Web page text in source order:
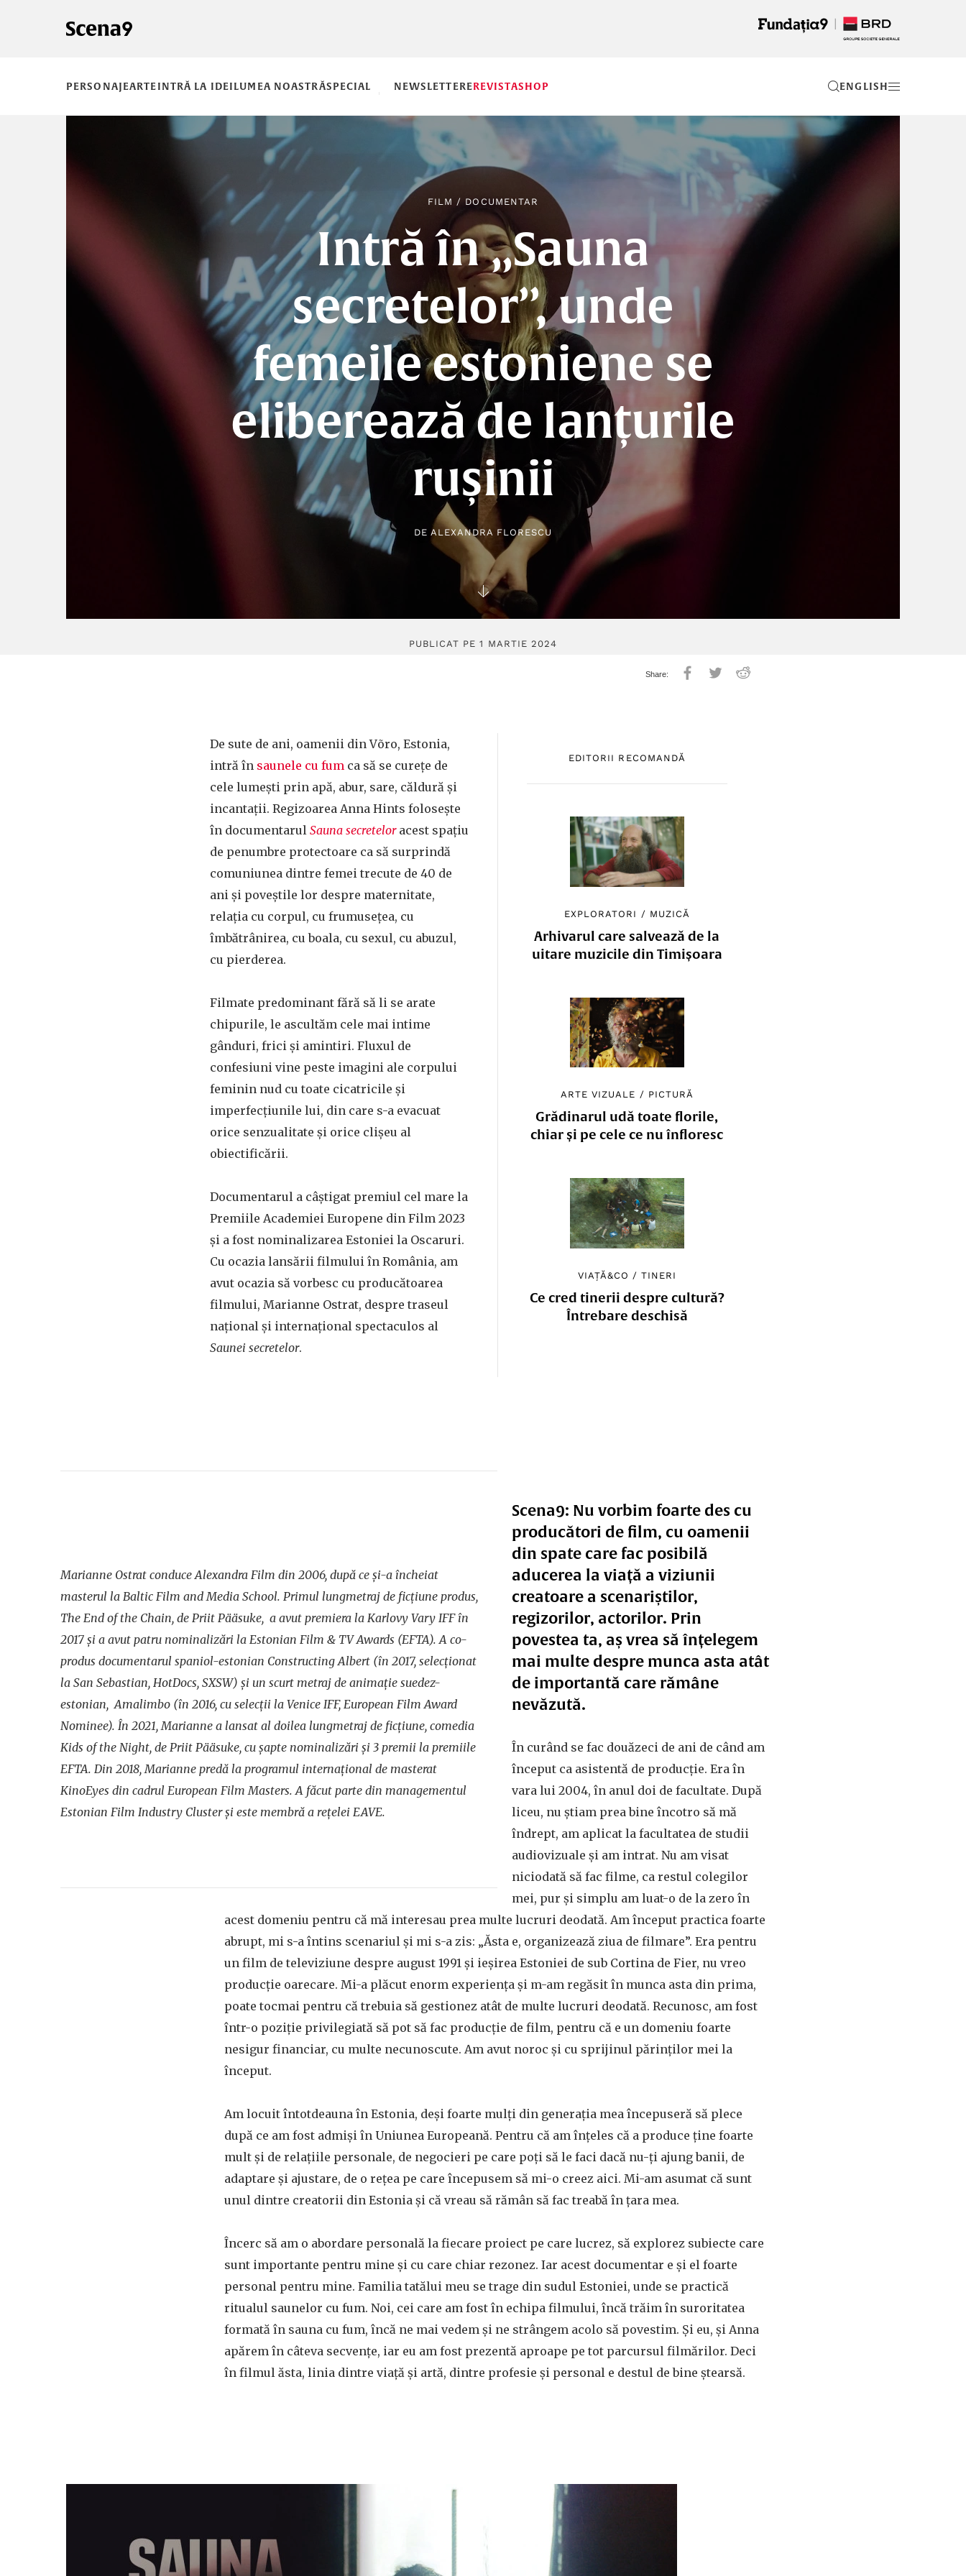
PERSONAJEARTEINTRĂ LA IDEILUMEA NOASTRĂSPECIAL NEWSLETTEREREVISTASHOP EN
FILM / DOCUMENTAR
Intră în „Sauna
secretelor”, unde
femeile estoniene se
eliberează de lanțurile
rușinii
DE ALEXANDRA FLORESCU
PUBLICAT PE 1 MARTIE 2024
EDITORII RECOMANDĂ
EXPLORATORI / MUZICĂ
Arhivarul care salvează de la
uitare muzicile din Timișoara
ARTE VIZUALE / PICTURĂ
Grădinarul udă toate florile,
chiar și pe cele ce nu înfloresc
VIAȚĂ&CO /TINERI
Ce cred tinerii despre cultură?
Întrebare deschisă
De sute de ani, oamenii din Võro, Estonia,
intră în saunele cu fum ca să se curețe de
cele lumești prin apă, abur, sare, căldură și
incantații. Regizoarea Anna Hints folosește
în documentarul Sauna secreteloracest spațiu
de penumbre protectoare ca să surprindă
comuniunea dintre femei trecute de 40 de
ani și poveștile lor despre maternitate,
relația cu corpul, cu frumusețea, cu
îmbătrânirea, cu boala, cu sexul, cu abuzul,
cu pierderea.
Filmate predominant fără să li se arate
chipurile, le ascultăm cele mai intime
gânduri, frici și amintiri. Fluxul de
confesiuni vine peste imagini ale corpului
feminin nud cu toate cicatricile și
imperfecțiunile lui, din care s-a evacuat
orice senzualitate și orice clișeu al
obiectificării.
Documentarul a câștigat premiul cel mare la
Premiile Academiei Europene din Film 2023
și a fost nominalizarea Estoniei la Oscaruri.
Cu ocazia lansării filmului în România, am
avut ocazia să vorbesc cu producătoarea
filmului, Marianne Ostrat, despre traseul
național și internațional spectaculos al
Saunei secretelor.
Marianne Ostrat conduce Alexandra Film din 2006, după ce și-a încheiat
masterul la Baltic Film and Media School. Primul lungmetraj de ficțiune produs,
The End of the Chain, de Priit Pääsuke, a avut premiera la Karlovy Vary IFF în
2017 și a avut patru nominalizări la Estonian Film & TV Awards (EFTA). A co-
produs documentarul spaniol-estonian Constructing Albert (în 2017, selecționat
la San Sebastian, HotDocs, SXSW) și un scurt metraj de animație suedez-
estonian, Amalimbo (în 2016, cu selecții la Venice IFF, European Film Award
Nominee). În 2021, Marianne a lansat al doilea lungmetraj de ficțiune, comedia
Kids of the Night, de Priit Pääsuke, cu șapte nominalizări și 3 premii la premiile
EFTA. Din 2018, Marianne predă la programul internațional de masterat
KinoEyes din cadrul European Film Masters. A făcut parte din managementul
Estonian Film Industry Cluster și este membră a rețelei EAVE.
Scena9: Nu vorbim foarte des cu
producători de film, cu oamenii
din spate care fac posibilă
aducerea la viață a viziunii
creatoare a scenariștilor,
regizorilor, actorilor. Prin
povestea ta, aș vrea să înțelegem
mai multe despre munca asta atât
de importantă care rămâne
nevăzută.
În curând se fac douăzeci de ani de când am
început ca asistentă de producție. Era în
vara lui 2004, în anul doi de facultate. După
liceu, nu știam prea bine încotro să mă
îndrept, am aplicat la facultatea de studii
audiovizuale și am intrat. Nu am visat
niciodată să fac filme, ca restul colegilor
mei, pur și simplu am luat-o de la zero în
acest domeniu pentru că mă interesau prea multe lucruri deodată. Am început practica foarte
abrupt, mi s-a întins scenariul și mi s-a zis: „Ăsta e, organizează ziua de filmare”. Era pentru
un film de televiziune despre august 1991 și ieșirea Estoniei de sub Cortina de Fier, nu vreo
producție oarecare. Mi-a plăcut enorm experiența și m-am regăsit în munca asta din prima,
poate tocmai pentru că trebuia să gestionez atât de multe lucruri deodată. Recunosc, am fost
într-o poziție privilegiată să pot să fac producție de film, pentru că e un domeniu foarte
nesigur financiar, cu multe necunoscute. Am avut noroc și cu sprijinul părinților mei la
început.
Am locuit întotdeauna în Estonia, deși foarte mulți din generația mea începuseră să plece
după ce am fost admiși în Uniunea Europeană. Pentru că am înțeles că a produce ține foarte
mult și de relațiile personale, de negocieri pe care poți să le faci dacă nu-ți ajung banii, de
adaptare și ajustare, de o rețea pe care începusem să mi-o creez aici. Mi-am asumat că sunt
unul dintre creatorii din Estonia și că vreau să rămân să fac treabă în țara mea.
Încerc să am o abordare personală la fiecare proiect pe care lucrez, să explorez subiecte care
sunt importante pentru mine și cu care chiar rezonez. Iar acest documentar e și el foarte
personal pentru mine. Familia tatălui meu se trage din sudul Estoniei, unde se practică
ritualul saunelor cu fum. Noi, cei care am fost în echipa filmului, încă trăim în suroritatea
formată în sauna cu fum, încă ne mai vedem și ne strângem acolo să povestim. Și eu, și Anna
apărem în câteva secvențe, iar eu am fost prezentă aproape pe tot parcursul filmărilor. Deci
în filmul ăsta, linia dintre viață și artă, dintre profesie și personal e destul de bine ștearsă.